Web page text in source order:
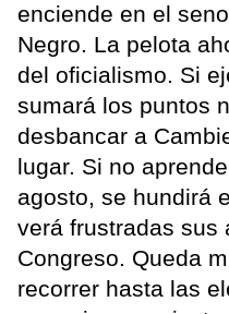
enciende en el
Negro. La pelota
del oficialismo. Si
sumará los puntos
desbancar a
lugar. Si no
agosto, se hundirá
verá frustradas sus
Congreso. Queda
recorrer hasta las